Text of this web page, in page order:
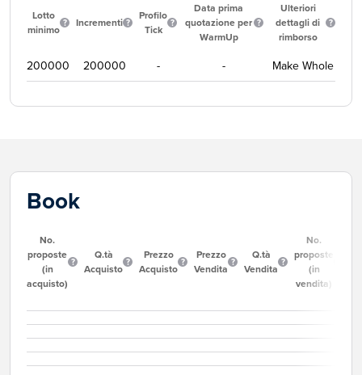
Lotto
minimo
Incrementi
Profilo
Tick
Data prima
quotazione per
WarmUp
Ulteriori
dettagli di
rimborso
200000 200000 - - Make Whole
Book
No.
proposte
(in
acquisto)
Q.tà
Acquisto
Prezzo
Acquisto
Prezzo
Vendita
Q.tà
Vendita
No.
proposte
(in
vendita)